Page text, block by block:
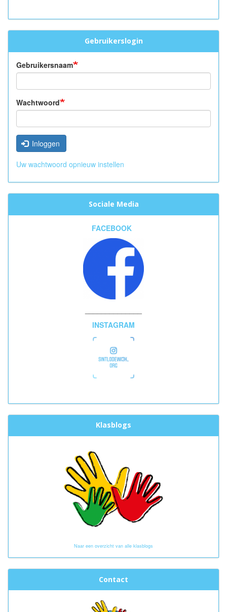
Gebruikerslogin
Gebruikersnaam
Wachtwoord
Inloggen
Uw wachtwoord opnieuw instellen
Sociale Media
FACEBOOK
INSTAGRAM
Klasblogs
Naar een overzicht van alle klasblogs
Contact